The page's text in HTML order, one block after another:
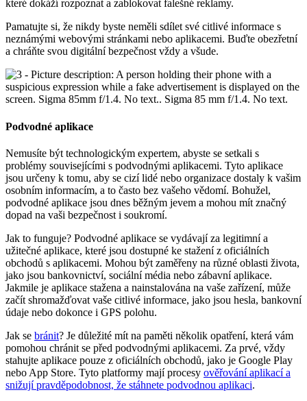
které dokáží rozpoznat a zablokovat falešné reklamy.
Pamatujte si, že nikdy byste neměli sdílet své citlivé informace s
neznámými webovými stránkami nebo aplikacemi. Buďte obezřetní
a chráňte svou digitální bezpečnost vždy a všude.
Podvodné aplikace
Nemusíte být technologickým expertem, abyste se setkali s
problémy souvisejícími s podvodnými aplikacemi. Tyto aplikace
jsou určeny k tomu, aby se cizí lidé nebo organizace dostaly k vašim
osobním informacím, a to často bez vašeho vědomí. Bohužel,
podvodné aplikace jsou dnes běžným jevem a mohou mít značný
dopad na vaši bezpečnost i soukromí.
Jak to funguje? Podvodné aplikace se vydávají za legitimní a
užitečné aplikace, které jsou dostupné ke stažení z oficiálních
obchodů s aplikacemi. Mohou být zaměřeny na různé oblasti života,
jako jsou bankovnictví, sociální média nebo zábavní aplikace.
Jakmile je aplikace stažena a nainstalována na vaše zařízení, může
začít shromažďovat vaše citlivé informace, jako jsou hesla, bankovní
údaje nebo dokonce i GPS polohu.
Jak se bránit? Je důležité mít na paměti několik opatření, která vám
pomohou chránit se před podvodnými aplikacemi. Za prvé, vždy
stahujte aplikace pouze z oficiálních obchodů, jako je Google Play
nebo App Store. Tyto platformy mají procesy ověřování aplikací a
snižují pravděpodobnost, že stáhnete podvodnou aplikaci.